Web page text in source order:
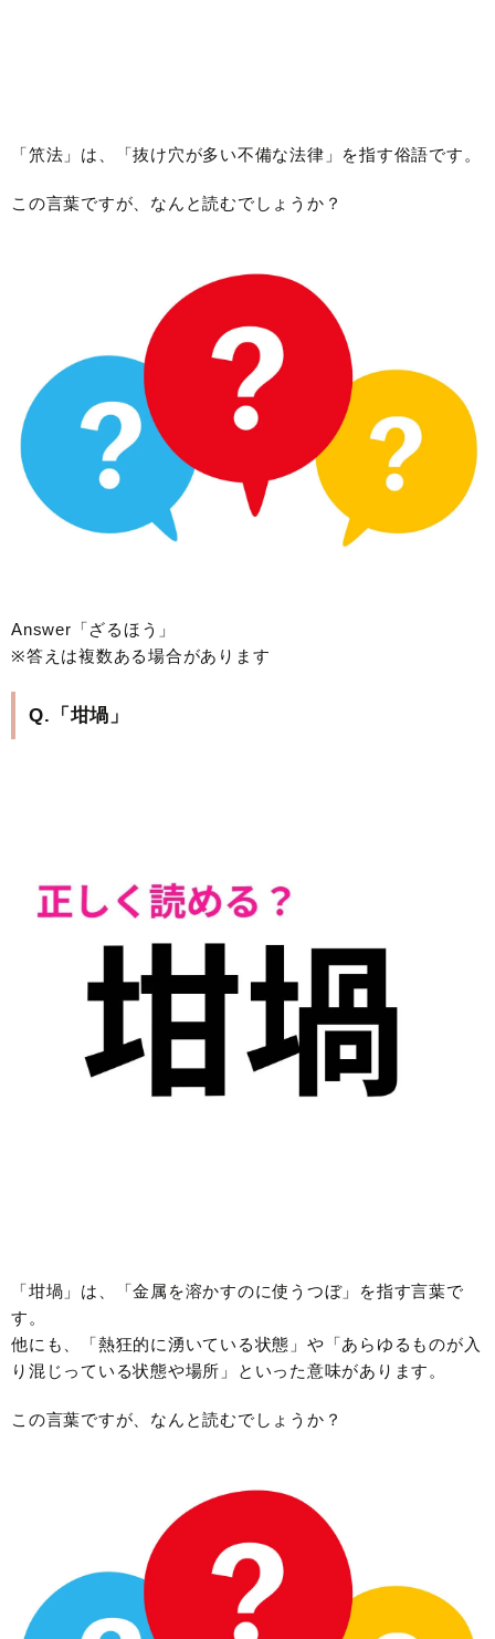
「笊法」は、「抜け穴が多い不備な法律」を指す俗語です。
この言葉ですが、なんと読むでしょうか？
Answer「ざるほう」
※答えは複数ある場合があります
Q.「坩堝」
「坩堝」は、「金属を溶かすのに使うつぼ」を指す言葉で
す。
他にも、「熱狂的に湧いている状態」や「あらゆるものが入
り混じっている状態や場所」といった意味があります。
この言葉ですが、なんと読むでしょうか？